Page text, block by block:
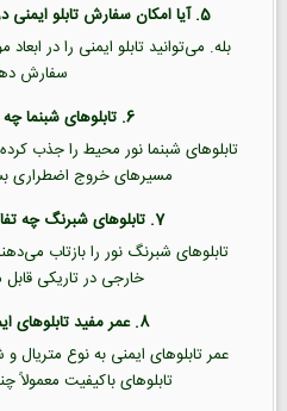
5. آیا امکان سفارش تابلو ایمنی در ابعاد سفارشی وجود دارد؟
بله. می‌توانید تابلو ایمنی را در
سفارش
6. تابلوهای شبنما چه کاربردی دارند؟
تابلوهای شبنما نور محیط را جذب
مسیرهای خروج اضطراری
7. تابلوهای شبرنگ چه تفاوتی با شبنما دارند؟
تابلوهای شبرنگ نور را بازتاب
خارجی در تاریکی
8. عمر مفید تابلوهای ایمنی چقدر است؟
عمر تابلوهای ایمنی به نوع متریال
تابلوهای باکیفیت معمولاً